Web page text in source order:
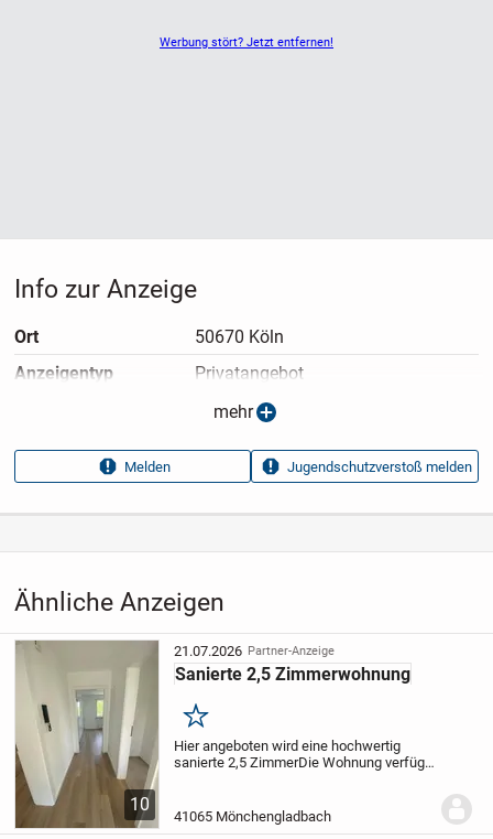
Werbung stört? Jetzt entfernen!
Ähnliche Anzeigen
10
21.07.2026 Partner-Anzeige
Sanierte 2,5 Zimmerwohnung
Merken
Hier angeboten wird eine hochwertig
sanierte 2,5 ZimmerDie Wohnung verfügt
Dreipersonenhaushalte.Die Wohnung
befindet sich in...
41065 Mönchengladbach
Info zur Anzeige
Ort
50670 Köln
Anzeigen­typ
Privatangebot
13.05.2026
Anzeigen­kennung
b8370aea
Aufrufe dieser
21
mehr
Melden Jugendschutzverstoß melden